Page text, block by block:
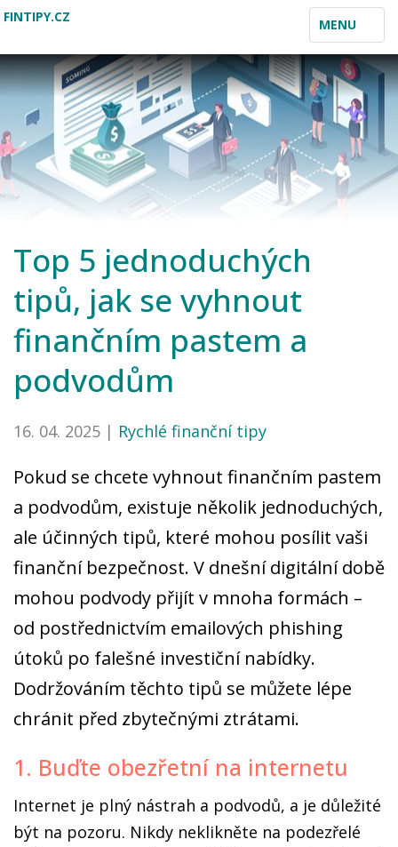
TOGGLE
NAVIGATION
MENU
FINTIPY.CZ
Top 5 jednoduchých
tipů, jak se vyhnout
finančním pastem a
podvodům
16. 04. 2025 | Rychlé finanční tipy
Pokud se chcete vyhnout finančním pastem
a podvodům, existuje několik jednoduchých,
ale účinných tipů, které mohou posílit vaši
finanční bezpečnost. V dnešní digitální době
mohou podvody přijít v mnoha formách –
od postřednictvím emailových phishing
útoků po falešné investiční nabídky.
Dodržováním těchto tipů se můžete lépe
chránit před zbytečnými ztrátami.
1. Buďte obezřetní na internetu
Internet je plný nástrah a podvodů, a je důležité
být na pozoru. Nikdy neklikněte na podezřelé